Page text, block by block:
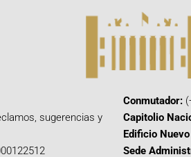
sugerencias y
Conmutador:
Capitolio
Edificio
Sede